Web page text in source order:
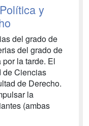
y
del grado de
del grado de
la tarde. El
de Ciencias
de Derecho.
la
(ambas